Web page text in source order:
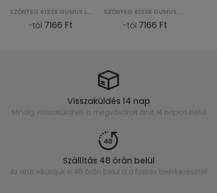
SZŐNYEG 6133B GUMUS OPAK DELHI SFJ
-tól7166 Ft -tól7166 Ft
Visszaküldés 14 nap
Mindig visszaküldheti a megvásárolt árut 14 napon belül
Szállítás 48 órán belül
Az árút elküldjük w 48 órán belül a a fizetés beérkezésétől